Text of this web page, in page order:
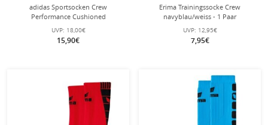
adidas Sportsocken Crew
Performance Cushioned
(feuchtigkeitsabsorbierende, Mesh-
Einsätze) weiss - 3 Paar
UVP: 18,00€
15,90€
Erima Trainingssocke Crew
navyblau/weiss - 1 Paar
UVP: 12,95€
7,95€